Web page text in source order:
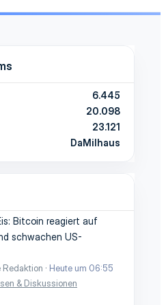
6.445
20.098
23.121
DaMilhaus
Bitcoin reagiert auf
schwachen US-
Redaktion
Heute um 06:55
& Diskussionen